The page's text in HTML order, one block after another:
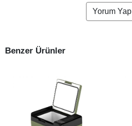
Yorum Yap
Benzer Ürünler